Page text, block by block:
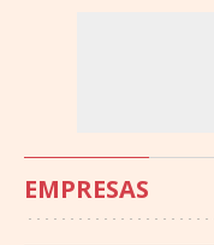
EMPRESAS